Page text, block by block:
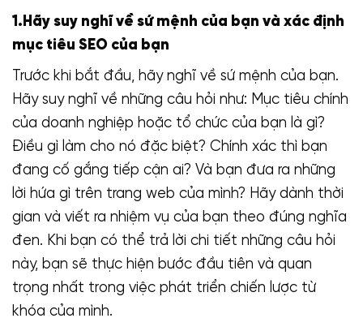
1.Hãy suy nghĩ về sứ mệnh của bạn và xác định
mục tiêu SEO của bạn
Trước khi bắt đầu, hãy nghĩ về sứ mệnh của bạn.
Hãy suy nghĩ về những câu hỏi như: Mục tiêu chính
của doanh nghiệp hoặc tổ chức của bạn là gì?
Điều gì làm cho nó đặc biệt? Chính xác thì bạn
đang cố gắng tiếp cận ai? Và bạn đưa ra những
lời hứa gì trên trang web của mình? Hãy dành thời
gian và viết ra nhiệm vụ của bạn theo đúng nghĩa
đen. Khi bạn có thể trả lời chi tiết những câu hỏi
này, bạn sẽ thực hiện bước đầu tiên và quan
trọng nhất trong việc phát triển chiến lược từ
khóa của mình.